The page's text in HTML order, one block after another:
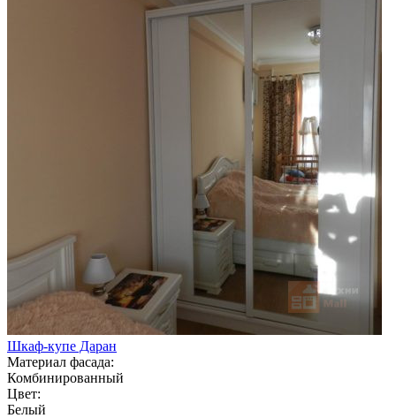
Шкаф-купе Даран
Материал фасада:
Комбинированный
Цвет:
Белый